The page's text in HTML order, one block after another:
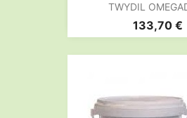
TWYDIL
Prix
133,70 €